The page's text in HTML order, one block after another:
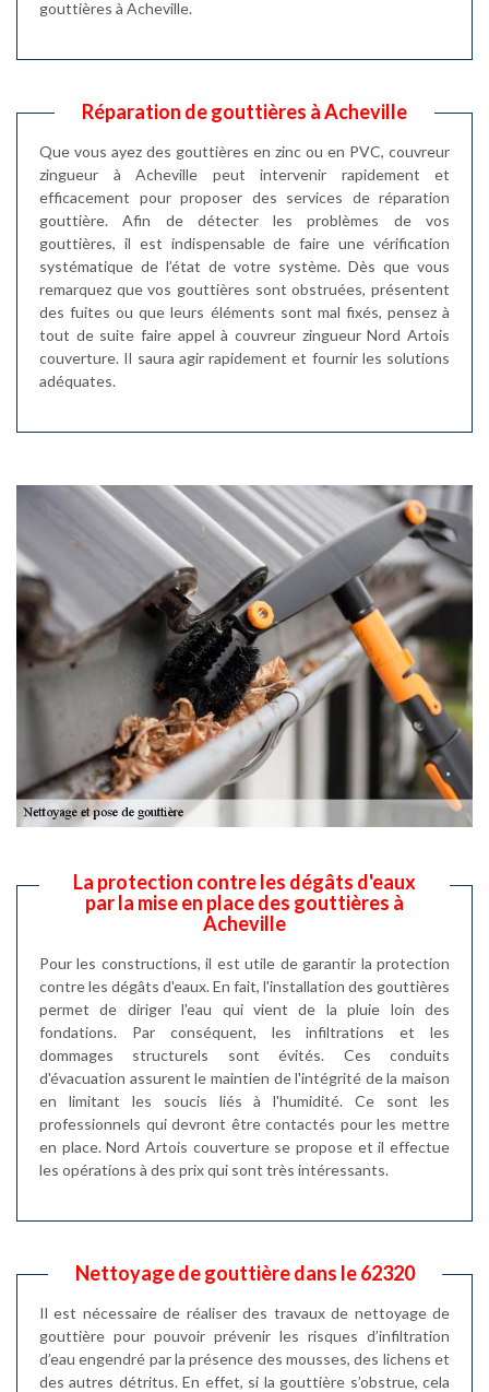
gouttières à Acheville.
Réparation de gouttières à Acheville
Que vous ayez des gouttières en zinc ou en PVC, couvreur
zingueur à Acheville peut intervenir rapidement et
efficacement pour proposer des services de réparation
gouttière. Afin de détecter les problèmes de vos
gouttières, il est indispensable de faire une vérification
systématique de l’état de votre système. Dès que vous
remarquez que vos gouttières sont obstruées, présentent
des fuites ou que leurs éléments sont mal fixés, pensez à
tout de suite faire appel à couvreur zingueur Nord Artois
couverture. Il saura agir rapidement et fournir les solutions
adéquates.
La protection contre les dégâts d'eaux
par la mise en place des gouttières à
Acheville
Pour les constructions, il est utile de garantir la protection
contre les dégâts d'eaux. En fait, l'installation des gouttières
permet de diriger l'eau qui vient de la pluie loin des
fondations. Par conséquent, les infiltrations et les
dommages structurels sont évités. Ces conduits
d'évacuation assurent le maintien de l'intégrité de la maison
en limitant les soucis liés à l'humidité. Ce sont les
professionnels qui devront être contactés pour les mettre
en place. Nord Artois couverture se propose et il effectue
les opérations à des prix qui sont très intéressants.
Nettoyage de gouttière dans le 62320
Il est nécessaire de réaliser des travaux de nettoyage de
gouttière pour pouvoir prévenir les risques d’infiltration
d’eau engendré par la présence des mousses, des lichens et
des autres détritus. En effet, si la gouttière s’obstrue, cela